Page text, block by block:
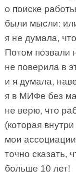
о поиске
были мысли:
я не думала,
Потом позвали
не поверила в
и я думала,
я в МИФе без
не верю, что
(которая
мои
точно сказать,
больше 10 лет!